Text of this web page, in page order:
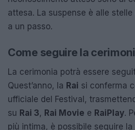
attesa. La suspense è alle
a un passo.
Come seguire la
La cerimonia potrà essere
Quest’anno, la Rai si conferma
ufficiale del Festival,
su Rai 3, Rai Movie e RaiPlay.
più intima, è possibile seguire la